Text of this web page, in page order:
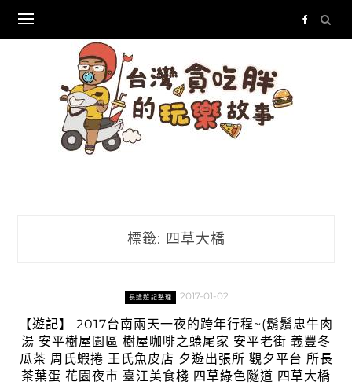
content
標籤: 四草大橋
長途遊記整理 2017-01-02
【遊記】 2017台南兩天一夜的跨年行程~(鬍鬚忠牛肉
湯 安平樹屋園區 樹屋咖啡之蜷尾家 安平老街 義豐冬
瓜茶 周氏蝦捲 王氏魚皮店 夕遊出張所 觀夕平台 所長
茶葉蛋 花園夜市 臺江美食棧 四草綠色隧道 四草大橋